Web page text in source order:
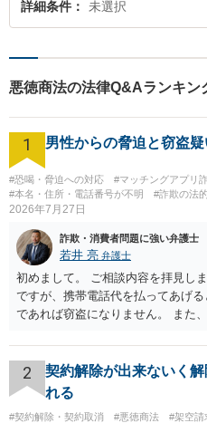
詳細条件 未選択
悪徳商法の法律Q&Aランキン
1 男性からの脅迫と窃盗
#恐喝・脅迫への対応 #マッチングアプリ
#本名・住所・電話番号が不明
#詐欺の法
2026年7月27日
詐欺・消費者問題に強い弁護士
若井 亮 弁護士
初めまして。 ご相談内容を拝見し
ですが、携帯電話代を払ってあげ
であれば窃盗になりません。 また
ず、可能であればブロックをする
ば、最寄りの警察署に相談をして
考になれば幸いです。
2
契約解除が出来ないく
れる
#契約解除・契約取消 #悪徳商法 #架空請